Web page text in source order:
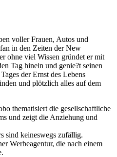
voller Frauen, Autos und
in den Zeiten der New
ohne viel Wissen gründet er mit
Tag hinein und genie?t seinen
der Ernst des Lebens
und plötzlich alles auf dem
thematisiert die gesellschaftliche
und zeigt die Anziehung und
sind keineswegs zufällig.
Werbeagentur, die nach einem